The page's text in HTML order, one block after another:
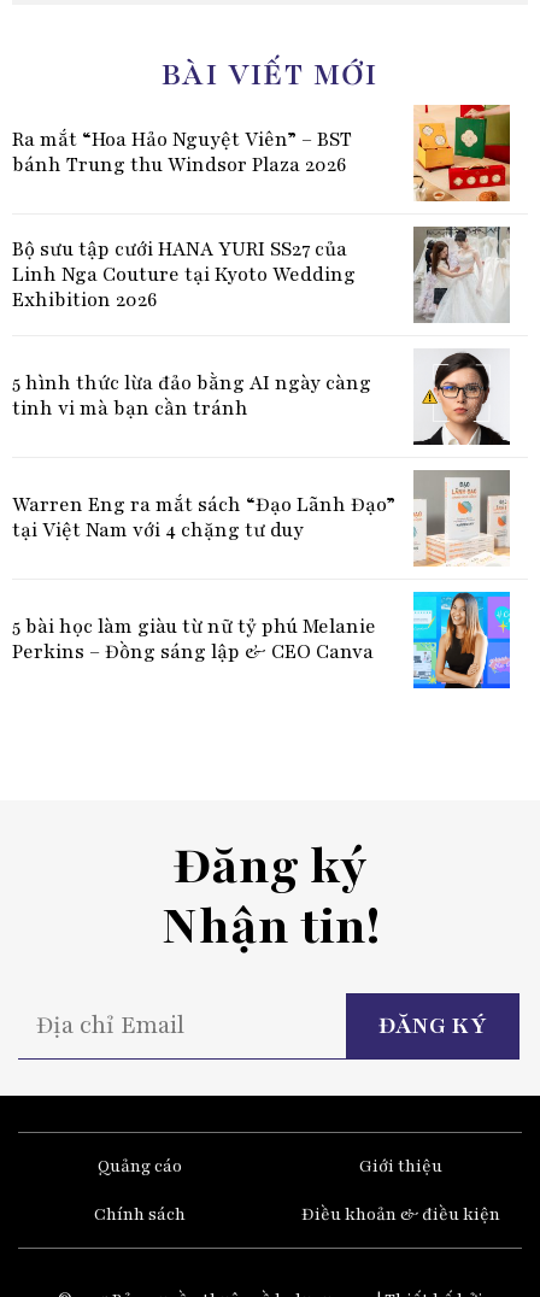
BÀI VIẾT MỚI
Ra mắt “Hoa Hảo Nguyệt Viên” – BST
bánh Trung thu Windsor Plaza 2026
Bộ sưu tập cưới HANA YURI SS27 của
Linh Nga Couture tại Kyoto Wedding
Exhibition 2026
5 hình thức lừa đảo bằng AI ngày càng
tinh vi mà bạn cần tránh
Warren Eng ra mắt sách “Đạo Lãnh Đạo”
tại Việt Nam với 4 chặng tư duy
5 bài học làm giàu từ nữ tỷ phú Melanie
Perkins – Đồng sáng lập & CEO Canva
Đăng ký
Nhận tin!
Quảng cáo Giới thiệu
Chính sách Điều khoản & điều kiện